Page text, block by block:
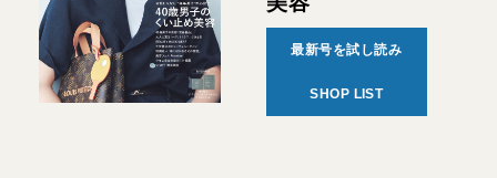
最新号を試し読み
SHOP LIST